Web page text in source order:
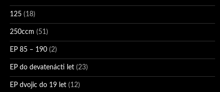
125 (18)
250ccm (51)
EP 85 – 190 (2)
EP do devatenácti let (23)
EP dvojic do 19 let (12)